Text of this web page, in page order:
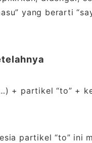
yang berarti
+ partikel “to” +
partikel “to” ini